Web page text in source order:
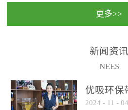
民法院室内除甲醛空气治
保施工日期：2020年1月珠
国
（
更多>>
新闻资讯
NEES
优吸环保
勇敢破局
2024 - 11 - 04